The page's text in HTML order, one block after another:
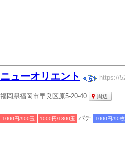
ニューオリエント https://
福岡県福岡市早良区原5-20-40 周辺
1000円/900玉 1000円/1800玉 パチ 1000円/90枚